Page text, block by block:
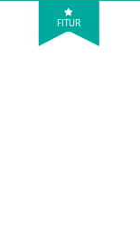
FITUR